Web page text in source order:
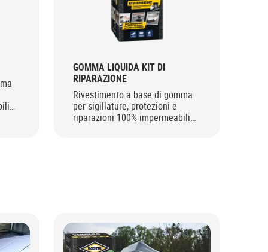
GOMMA LIQUIDA KIT DI
RIPARAZIONE
Rivestimento a base di gomma
per sigillature, protezioni e
riparazioni 100% impermeabili